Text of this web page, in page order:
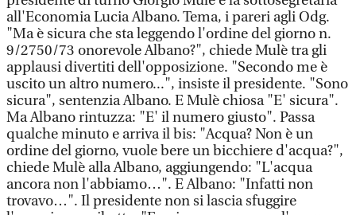
all'Economia Lucia Albano. Tema, i pareri agli Odg.
"Ma è sicura che sta leggendo l'ordine del giorno n.
9/2750/73 onorevole Albano?", chiede Mulè tra gli
applausi divertiti dell'opposizione. "Secondo me è
uscito un altro numero...", insiste il presidente. "Sono
sicura", sentenzia Albano. E Mulè chiosa "E' sicura".
Ma Albano rintuzza: "E' il numero giusto". Passa
qualche minuto e arriva il bis: "Acqua? Non è un
ordine del giorno, vuole bere un bicchiere d'acqua?",
chiede Mulè alla Albano, aggiungendo: "L'acqua
ancora non l'abbiamo…". E Albano: "Infatti non
trovavo…". Il presidente non si lascia sfuggire